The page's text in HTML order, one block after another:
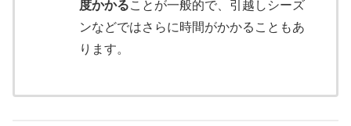
度かかることが一般的で、引越しシーズ
ンなどではさらに時間がかかることもあ
ります。